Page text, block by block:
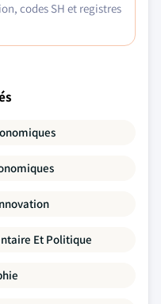
codes SH et registres
Et Politique